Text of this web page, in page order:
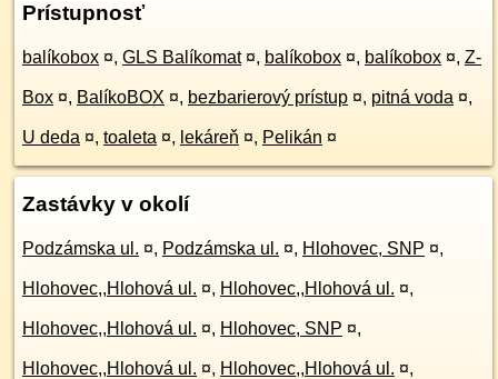
Prístupnosť
balíkobox ¤, GLS Balíkomat ¤, balíkobox ¤, balíkobox ¤, Z-
Box ¤, BalíkoBOX ¤, bezbarierový prístup ¤, pitná voda ¤,
U deda ¤, toaleta ¤, lekáreň ¤, Pelikán ¤
Zastávky v okolí
Podzámska ul. ¤, Podzámska ul. ¤, Hlohovec, SNP ¤,
Hlohovec,,Hlohová ul. ¤, Hlohovec,,Hlohová ul. ¤,
Hlohovec,,Hlohová ul. ¤, Hlohovec, SNP ¤,
Hlohovec,,Hlohová ul. ¤, Hlohovec,,Hlohová ul. ¤,